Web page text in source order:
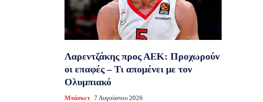
Λαρεντζάκης προς ΑΕΚ: Προχωρούν
οι επαφές – Τι απομένει με τον
Ολυμπιακό
Μπάσκετ 7 Αυγούστου 2026